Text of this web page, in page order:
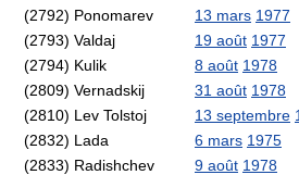
(2792) Ponomarev
13 mars 1977
(2793) Valdaj
19 août 1977
(2794) Kulik
8 août 1978
(2809) Vernadskij
31 août 1978
(2810) Lev Tolstoj
13 septembre
(2832) Lada
6 mars 1975
(2833) Radishchev
9 août 1978